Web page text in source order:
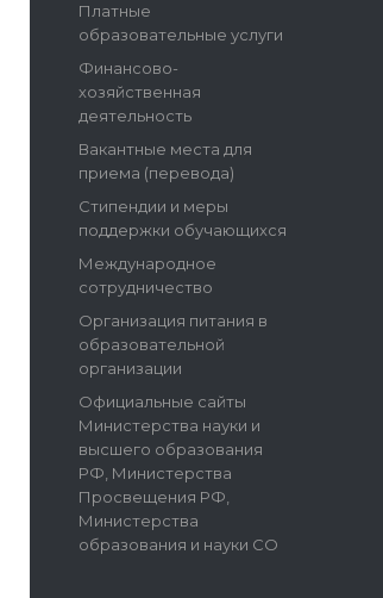
Платные
образовательные услуги
Финансово-
хозяйственная
деятельность
Вакантные места для
приема (перевода)
Стипендии и меры
поддержки обучающихся
Международное
сотрудничество
Организация питания в
образовательной
организации
Официальные сайты
Министерства науки и
высшего образования
РФ, Министерства
Просвещения РФ,
Министерства
образования и науки СО